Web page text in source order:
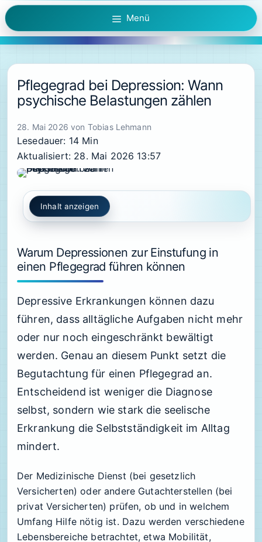
Zum
Inhalt
springen
Menü
Pflegegrad bei Depression: Wann
psychische Belastungen zählen
28. Mai 2026 von Tobias Lehmann
Lesedauer: 14 Min
Aktualisiert: 28. Mai 2026 13:57
Inhalt anzeigen
Warum Depressionen zur Einstufung in
einen Pflegegrad führen können
Depressive Erkrankungen können dazu
führen, dass alltägliche Aufgaben nicht mehr
oder nur noch eingeschränkt bewältigt
werden. Genau an diesem Punkt setzt die
Begutachtung für einen Pflegegrad an.
Entscheidend ist weniger die Diagnose
selbst, sondern wie stark die seelische
Erkrankung die Selbstständigkeit im Alltag
mindert.
Der Medizinische Dienst (bei gesetzlich
Versicherten) oder andere Gutachterstellen (bei
privat Versicherten) prüfen, ob und in welchem
Umfang Hilfe nötig ist. Dazu werden verschiedene
Lebensbereiche betrachtet, etwa Mobilität,